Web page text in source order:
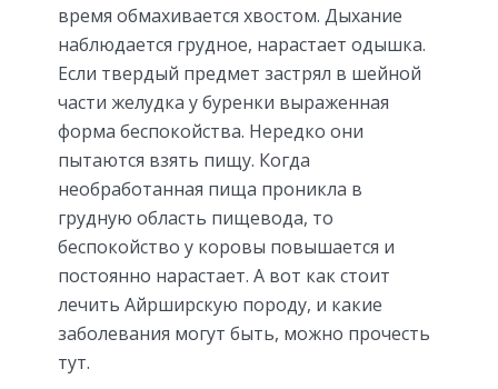
время обмахивается хвостом. Дыхание
наблюдается грудное, нарастает одышка.
Если твердый предмет застрял в шейной
части желудка у буренки выраженная
форма беспокойства. Нередко они
пытаются взять пищу. Когда
необработанная пища проникла в
грудную область пищевода, то
беспокойство у коровы повышается и
постоянно нарастает. А вот как стоит
лечить Айрширскую породу, и какие
заболевания могут быть, можно прочесть
тут.